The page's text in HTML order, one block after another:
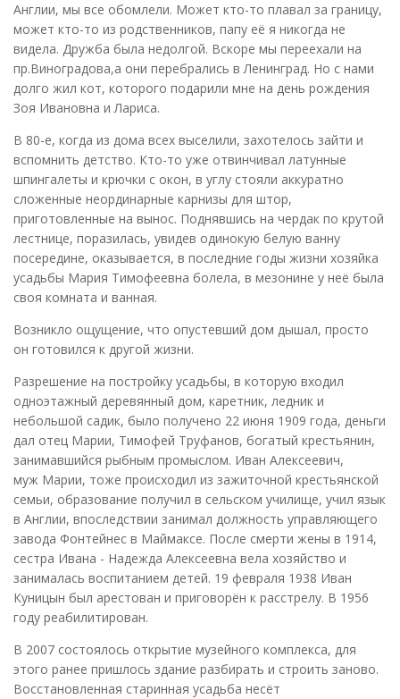
Англии, мы все обомлели. Может кто-то плавал за границу,
может кто-то из родственников, папу её я никогда не
видела. Дружба была недолгой. Вскоре мы переехали на
пр.Виноградова,а они перебрались в Ленинград. Но с нами
долго жил кот, которого подарили мне на день рождения
Зоя Ивановна и Лариса.
В 80-е, когда из дома всех выселили, захотелось зайти и
вспомнить детство. Кто-то уже отвинчивал латунные
шпингалеты и крючки с окон, в углу стояли аккуратно
сложенные неординарные карнизы для штор,
приготовленные на вынос. Поднявшись на чердак по крутой
лестнице, поразилась, увидев одинокую белую ванну
посередине, оказывается, в последние годы жизни хозяйка
усадьбы Мария Тимофеевна болела, в мезонине у неё была
своя комната и ванная.
Возникло ощущение, что опустевший дом дышал, просто
он готовился к другой жизни.
Разрешение на постройку усадьбы, в которую входил
одноэтажный деревянный дом, каретник, ледник и
небольшой садик, было получено 22 июня 1909 года, деньги
дал отец Марии, Тимофей Труфанов, богатый крестьянин,
занимавшийся рыбным промыслом. Иван Алексеевич,
муж Марии, тоже происходил из зажиточной крестьянской
семьи, образование получил в сельском училище, учил язык
в Англии, впоследствии занимал должность управляющего
завода Фонтейнес в Маймаксе. После смерти жены в 1914,
сестра Ивана - Надежда Алексеевна вела хозяйство и
занималась воспитанием детей. 19 февраля 1938 Иван
Куницын был арестован и приговорён к расстрелу. В 1956
году реабилитирован.
В 2007 состоялось открытие музейного комплекса, для
этого ранее пришлось здание разбирать и строить заново.
Восстановленная старинная усадьба несёт